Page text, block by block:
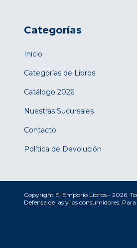
Categorías
Inicio
Categorías de Libros
Catálogo 2026
Nuestras Sucursales
Contacto
Política de Devolución
Copyright El Emporio Libros - 2026.
Defensa de las y los consumidores.